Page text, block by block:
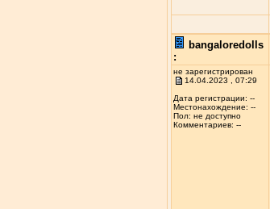
bangaloredolls
:
не зарегистрирован
14.04.2023 , 07:29
Дата регистрации: --
Местонахождение: --
Пол: не доступно
Комментариев: --